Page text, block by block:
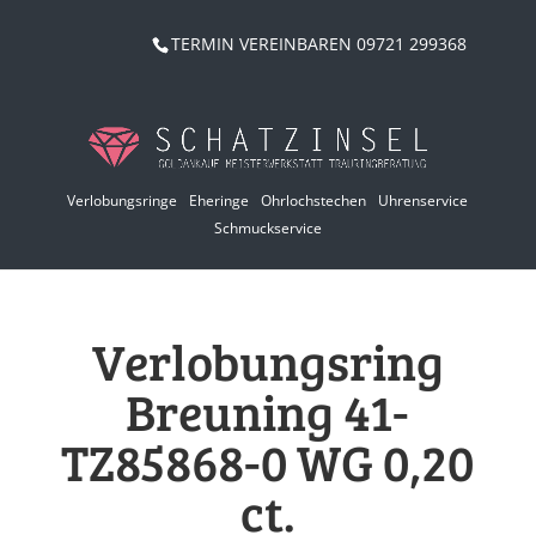
TERMIN VEREINBAREN 09721 299368
Verlobungsringe Eheringe Ohrlochstechen
Uhrenservice
Schmuckservice
Verlobungsring
Breuning 41-
TZ85868-0 WG 0,20
ct.